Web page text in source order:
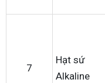
7
Hạt sứ
Alkaline